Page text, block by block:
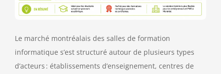
Le marché montréalais des salles de formation
informatique s’est structuré autour de plusieurs types
d’acteurs : établissements d’enseignement, centres de